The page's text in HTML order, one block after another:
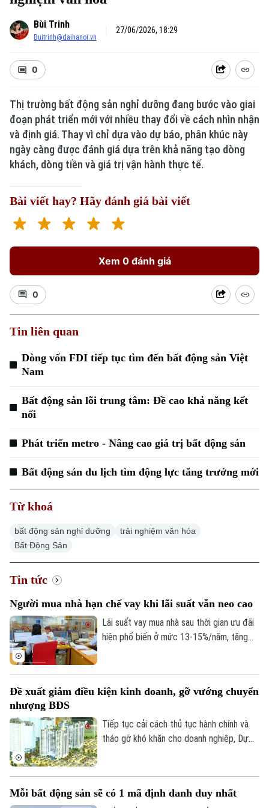
Xu hướng
Bùi Trinh
Buitrinh@daihanoi.vn
27/06/2026, 18:29
0
Thị trường bất động sản nghỉ dưỡng đang bước vào giai
đoạn phát triển mới với nhiều thay đổi về cách nhìn nhận
và định giá. Thay vì chỉ dựa vào dự báo, phân khúc này
ngày càng được đánh giá dựa trên khả năng tạo dòng
khách, dòng tiền và giá trị vận hành thực tế.
Bài viết hay? Hãy đánh giá bài viết
Xem 0 đánh giá
0
Tin liên quan
Dòng vốn FDI tiếp tục tìm đến bất động sản Việt
Nam
Bất động sản lõi trung tâm: Đề cao khả năng kết
nối
Phát triển metro - Nâng cao giá trị bất động sản
Bất động sản du lịch tìm động lực tăng trưởng mới
Từ khoá
bất động sản nghỉ dưỡng
trải nghiệm văn hóa
Bất Động Sản
Tin tức
Người mua nhà hạn chế vay khi lãi suất vẫn neo cao
Lãi suất vay mua nhà sau thời gian ưu đãi
hiện phổ biến ở mức 13-15%/năm, tăng
hơn khi sử dụng đòn bẩy tài chính.
Đề xuất giảm điều kiện kinh doanh, gỡ vướng chuyển
nhượng BĐS
Tiếp tục cải cách thủ tục hành chính và
tháo gỡ khó khăn cho doanh nghiệp, Dự
nhượng dự án.
Mỗi bất động sản sẽ có 1 mã định danh duy nhất